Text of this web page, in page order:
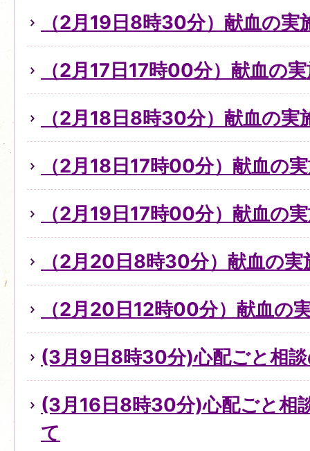
（2月19日8時30分）献血の実
（2月17日17時00分）献血の
（2月18日8時30分）献血の実
（2月18日17時00分）献血の
（2月19日17時00分）献血の
（2月20日8時30分）献血の
（2月20日12時00分）献血の
(3月9日8時30分)心配ごと相
(3月16日8時30分)心配ごと相
て